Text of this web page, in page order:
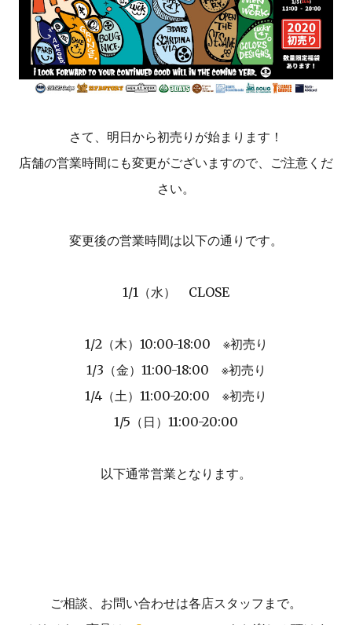
さて、明日から初売りが始まります！
店舗の営業時間にも変更がございますので、ご注意くだ
さい。
変更後の営業時間は以下の通りです。
1/1（水） CLOSE
1/2（木）10:00-18:00 ※初売り
1/3（金）11:00-18:00 ※初売り
1/4（土）11:00-20:00 ※初売り
1/5（日）11:00-20:00
以下通常営業となります。
ご相談、お問い合わせは各店スタッフまで。